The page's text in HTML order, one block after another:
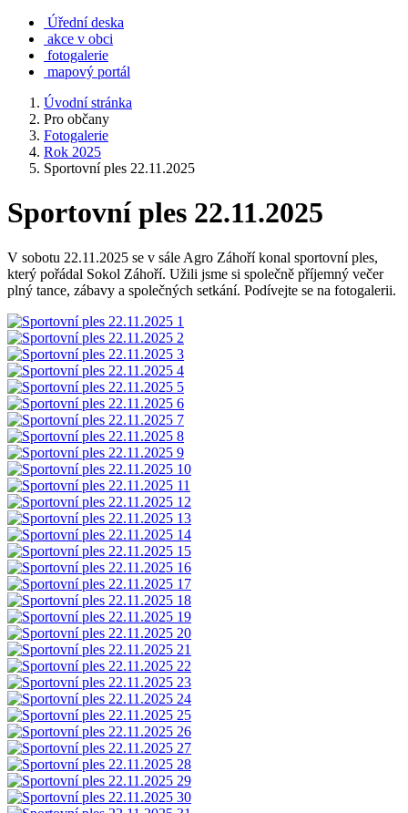
Úřední deska
akce v obci
fotogalerie
mapový portál
Úvodní stránka
Pro občany
Fotogalerie
Rok 2025
Sportovní ples 22.11.2025
Sportovní ples 22.11.2025
V sobotu 22.11.2025 se v sále Agro Záhoří konal sportovní ples,
který pořádal Sokol Záhoří. Užili jsme si společně příjemný večer
plný tance, zábavy a společných setkání. Podívejte se na fotogalerii.